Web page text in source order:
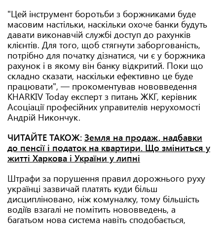
"Цей інструмент боротьби з боржниками буде
масовим настільки, наскільки охоче банки будуть
давати виконавчій службі доступ до рахунків
клієнтів. Для того, щоб стягнути заборгованість,
потрібно для початку дізнатися, чи є у боржника
рахунок і в якому він банку відкритий. Поки що
складно сказати, наскільки ефективно це буде
працювати", — прокоментував нововведення
KHARKIV Today експерт з питань ЖКГ, керівник
Асоціації професійних управителів нерухомості
Андрій Никончук.
ЧИТАЙТЕ ТАКОЖ: Земля на продаж, надбавки
до пенсії і податок на квартири. Що зміниться у
житті Харкова і України у липні
Штрафи за порушення правил дорожнього руху
українці зазвичай платять куди більш
дисципліновано, ніж комуналку, тому більшість
водіїв взагалі не помітить нововведень, а
багатьом нова система навіть сподобається,